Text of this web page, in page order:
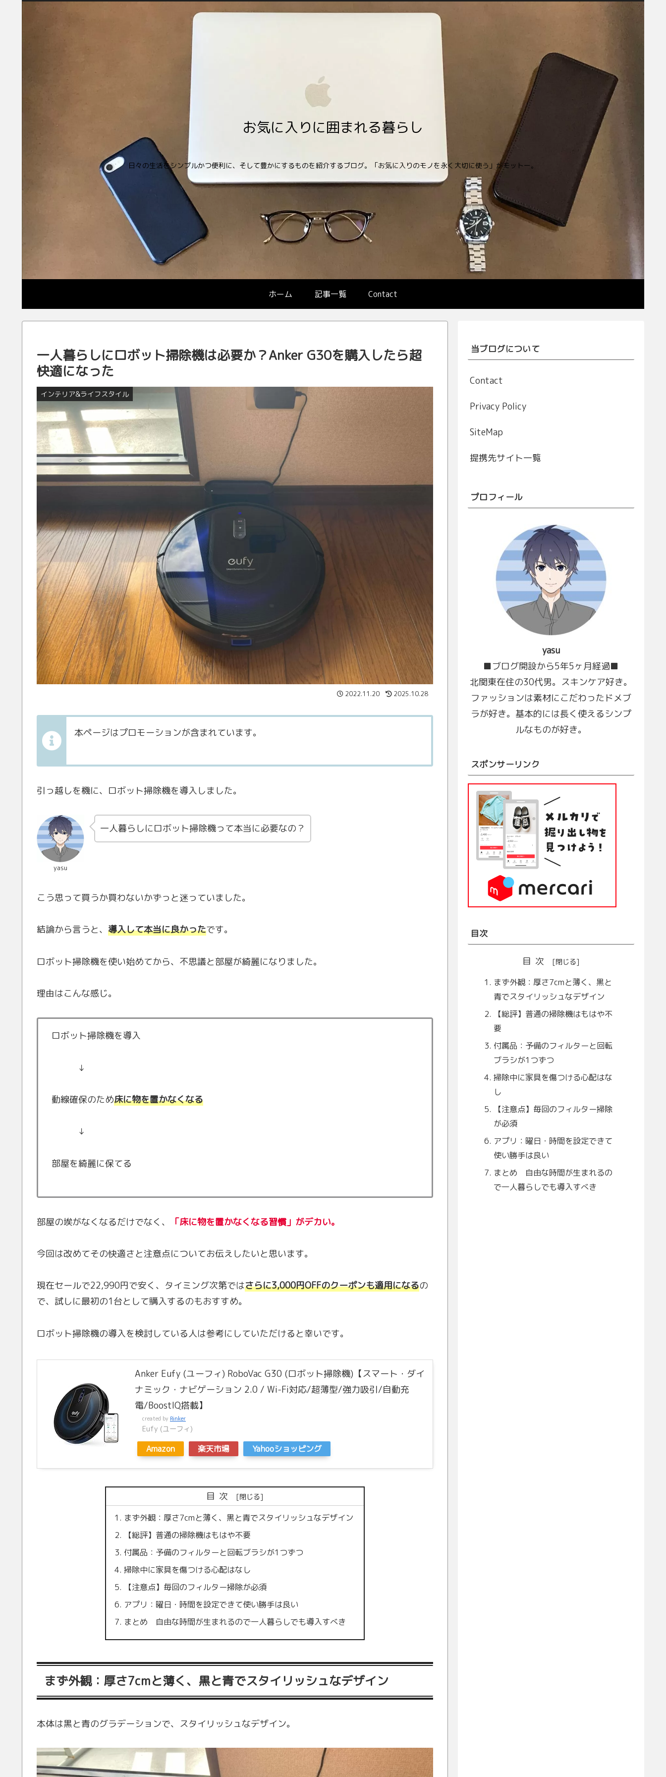
お気に入りに囲まれる暮らし
日々の生活をシンプルかつ便利に、そして豊かにするものを紹介するブログ。「お気に入りのモノを永く大切に使う」がモットー。
ホーム 記事一覧 Contact
一人暮らしにロボット掃除機は必要か？Anker G30を購入したら超
快適になった
インテリア&ライフスタイル
2022.11.20 2025.10.28
本ページはプロモーションが含まれています。
引っ越しを機に、ロボット掃除機を導入しました。
yasu
一人暮らしにロボット掃除機って本当に必要なの？
こう思って買うか買わないかずっと迷っていました。
結論から言うと、 導入して本当に良かったです。
ロボット掃除機を使い始めてから、不思議と部屋が綺麗になりました。
理由はこんな感じ。
ロボット掃除機を導入
↓
動線確保のため床に物を置かなくなる
↓
部屋を綺麗に保てる
部屋の埃がなくなるだけでなく、 「床に物を置かなくなる習慣」がデカい。
今回は改めてその快適さと注意点についてお伝えしたいと思います。
現在セールで22,990円で安く、タイミング次第ではさらに3,000円OFFのクーポンも適用になるの
で、試しに最初の1台として購入するのもおすすめ。
ロボット掃除機の導入を検討している人は参考にしていただけると幸いです。
Anker Eufy (ユーフィ) RoboVac G30 (ロボット掃除機)【スマート・ダイ
ナミック・ナビゲーション 2.0 / Wi-Fi対応/超薄型/強力吸引/自動充
電/BoostIQ搭載】
created by Rinker
Eufy (ユーフィ)
Amazon 楽天市場 Yahooショッピング
目次
まず外観：厚さ7cmと薄く、黒と青でスタイリッシュなデザイン
【総評】普通の掃除機はもはや不要
付属品：予備のフィルターと回転ブラシが1つずつ
掃除中に家具を傷つける心配はなし
【注意点】毎回のフィルター掃除が必須
アプリ：曜日・時間を設定できて使い勝手は良い
まとめ 自由な時間が生まれるので一人暮らしでも導入すべき
まず外観：厚さ7cmと薄く、黒と青でスタイリッシュなデザイン
本体は黒と青のグラデーションで、スタイリッシュなデザイン。
当ブログについて
Contact
Privacy Policy
SiteMap
提携先サイト一覧
プロフィール
yasu
■ブログ開設から5年5ヶ月経過■
北関東在住の30代男。スキンケア好き。
ファッションは素材にこだわったドメブ
ラが好き。基本的には長く使えるシンプ
ルなものが好き。
スポンサーリンク
目次
目次
まず外観：厚さ7cmと薄く、黒と
青でスタイリッシュなデザイン
【総評】普通の掃除機はもはや不
要
付属品：予備のフィルターと回転
ブラシが1つずつ
掃除中に家具を傷つける心配はな
し
【注意点】毎回のフィルター掃除
が必須
アプリ：曜日・時間を設定できて
使い勝手は良い
まとめ 自由な時間が生まれるの
で一人暮らしでも導入すべき